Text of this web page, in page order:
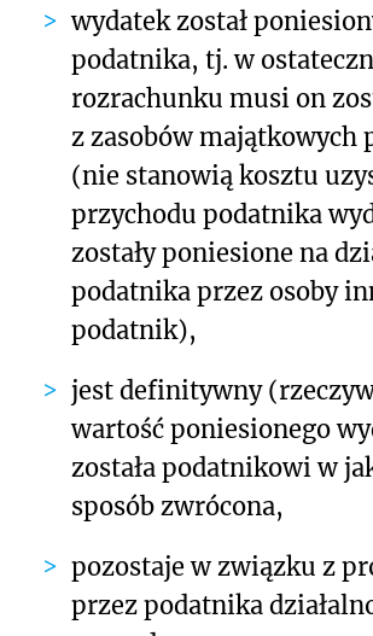
wydatek został
podatnika, tj. w
rozrachunku musi on
z zasobów majątkowych
(nie stanowią kosztu
przychodu podatnika
zostały poniesione na
podatnika przez osoby
podatnik),
jest definitywny
wartość poniesionego
została podatnikowi w
sposób zwrócona,
pozostaje w związku z
przez podatnika